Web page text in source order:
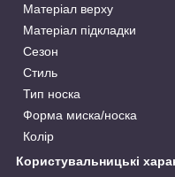
Матеріал верху
Матеріал підкладки
Сезон
Стиль
Тип носка
Форма миска/носка
Колір
Користувальницькі